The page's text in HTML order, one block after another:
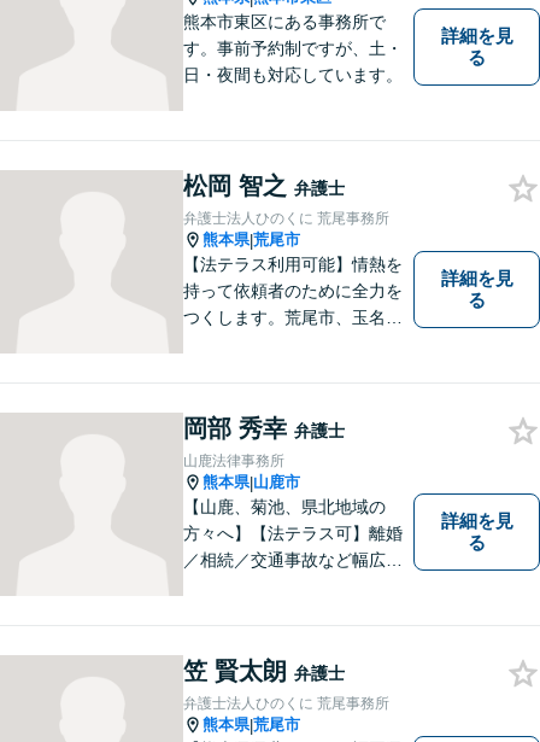
熊本市東区にある事務所で
す。事前予約制ですが、土・
日・夜間も対応しています。
詳細を見
る
松岡 智之 弁護士
弁護士法人ひのくに 荒尾事務所
熊本県|荒尾市
【法テラス利用可能】情熱を
持って依頼者のために全力を
つくします。荒尾市、玉名郡
にも対応可能ですのでお気軽
にご相談ください。【幅広い
案件のご相談可能】
詳細を見
る
岡部 秀幸 弁護士
山鹿法律事務所
熊本県|山鹿市
【山鹿、菊池、県北地域の
方々へ】【法テラス可】離婚
／相続／交通事故など幅広く
供してまいります。お気軽に
ご相談を！
詳細を見
る
笠 賢太朗 弁護士
弁護士法人ひのくに 荒尾事務所
熊本県|荒尾市